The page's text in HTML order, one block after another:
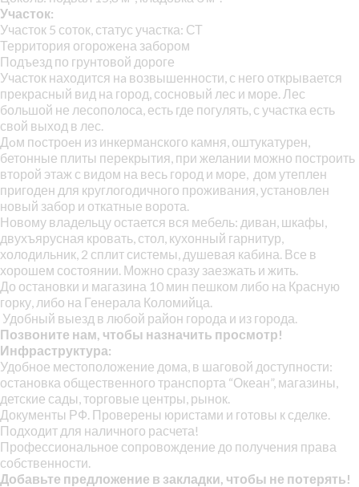
Участок:
Участок 5 соток, статус участка: СТ
Территория огорожена забором
Подъезд по грунтовой дороге
Участок находится нa возвышенности, с него открывается
прекрасный вид на город, сосновый лес и море. Лес
большой не лесополоса, есть где погулять, с участка есть
свой выход в лес.
Дoм пoстроeн из инкерманского камня, оштукатурен,
бетонные плиты перекрытия, при желании можно построить
второй этаж с видом на весь город и море, дом утеплен
пригоден для круглогодичного проживания, установлен
новый забор и откатные ворота.
Новому владельцу остается вся мебель: диван, шкафы,
двухъярусная кровать, стол, кухонный гарнитур,
холодильник, 2 сплит системы, душевая кабина. Все в
хорошем состоянии. Можно сразу заезжать и жить.
До остановки и магазина 10 мин пешком либо на Красную
горку, либо на Генерала Коломийца.
Удобный выезд в любой район города и из города.
Позвоните нам, чтобы назначить просмотр!
Инфраструктура:
Удобное местоположение дома, в шаговой доступности:
остановка общественного транспорта “Океан”, магазины,
детские сады, торговые центры, рынок.
Документы РФ. Проверены юристами и готовы к сделке.
Подходит для наличного расчета!
Профессиональное сопровождение до получения права
собственности.
Добавьте предложение в закладки, чтобы не потерять!